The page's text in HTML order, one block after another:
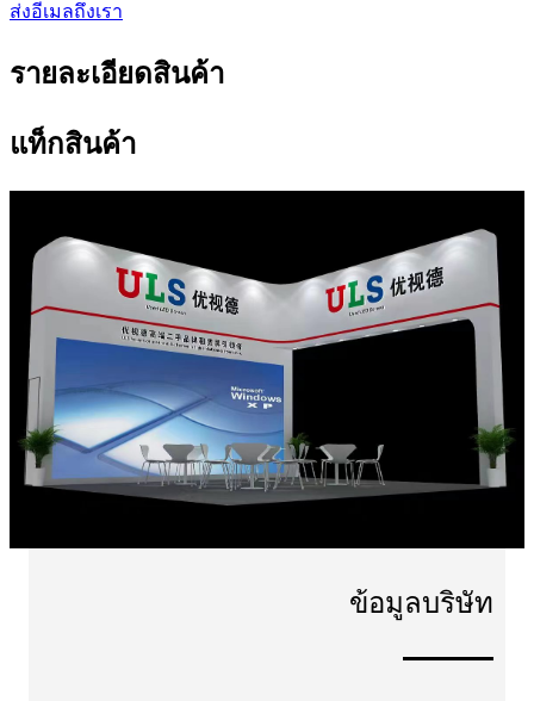
ส่งอีเมลถึงเรา
รายละเอียดสินค้า
แท็กสินค้า
ข้อมูลบริษัท